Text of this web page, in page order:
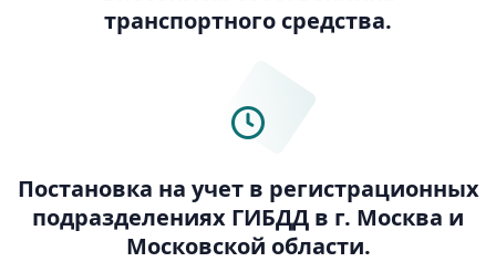
транспортного средства.
Постановка на учет в регистрационных
подразделениях ГИБДД в г. Москва и
Московской области.